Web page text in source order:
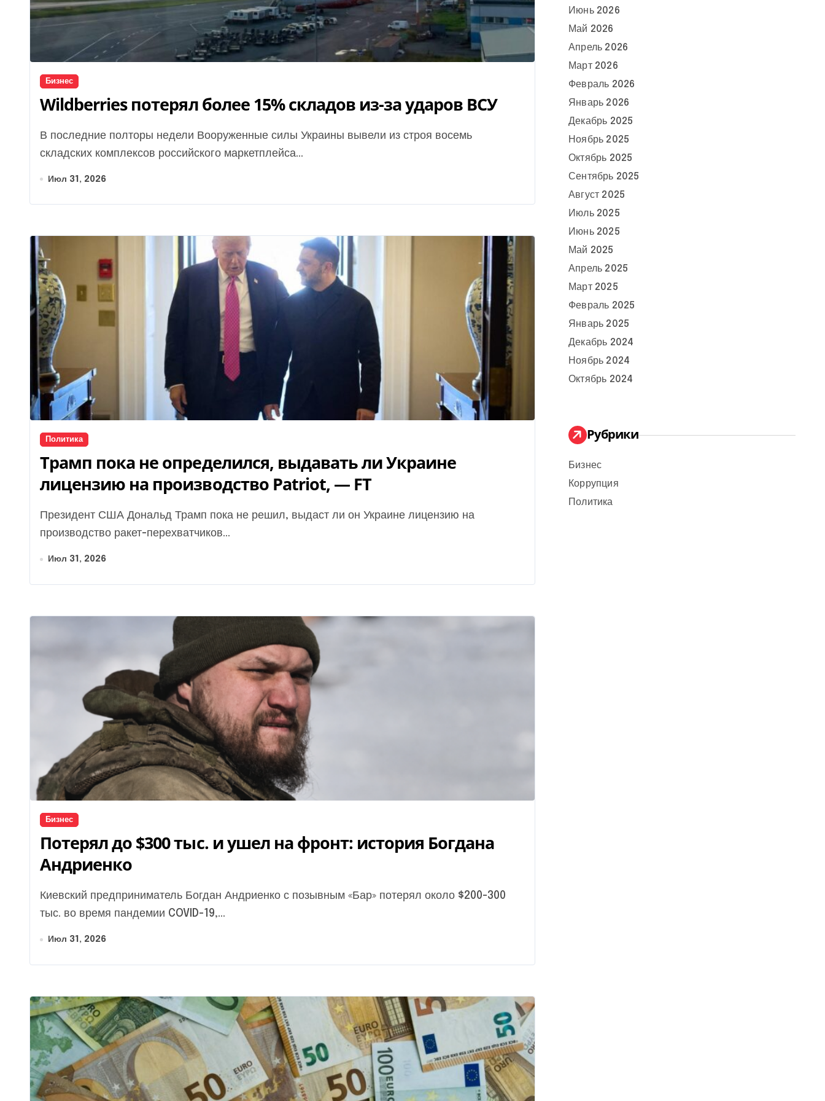
Бизнес
Wildberries потерял более 15% складов из-за ударов ВСУ
В последние полторы недели Вооруженные силы Украины вывели из строя восемь
складских комплексов российского маркетплейса...
Июл 31, 2026
Политика
Трамп пока не определился, выдавать ли Украине
лицензию на производство Patriot, — FT
Президент США Дональд Трамп пока не решил, выдаст ли он Украине лицензию на
производство ракет-перехватчиков...
Июл 31, 2026
Бизнес
Потерял до $300 тыс. и ушел на фронт: история Богдана
Андриенко
Киевский предприниматель Богдан Андриенко с позывным «Бар» потерял около $200-300
тыс. во время пандемии COVID-19,...
Июл 31, 2026
Июнь 2026
Май 2026
Апрель 2026
Март 2026
Февраль 2026
Январь 2026
Декабрь 2025
Ноябрь 2025
Октябрь 2025
Сентябрь 2025
Август 2025
Июль 2025
Июнь 2025
Май 2025
Апрель 2025
Март 2025
Февраль 2025
Январь 2025
Декабрь 2024
Ноябрь 2024
Октябрь 2024
Рубрики
Бизнес
Коррупция
Политика